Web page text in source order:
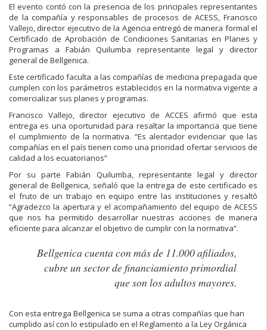
El evento contó con la presencia de los principales representantes
de la compañía y responsables de procesos de ACESS, Francisco
Vallejo, director ejecutivo de la Agencia entregó de manera formal el
Certificado de Aprobación de Condiciones Sanitarias en Planes y
Programas a Fabián Quilumba representante legal y director
general de Bellgenica.
Este certificado faculta a las compañías de medicina prepagada que
cumplen con los parámetros establecidos en la normativa vigente a
comercializar sus planes y programas.
Francisco Vallejo, director ejecutivo de ACCES afirmó que esta
entrega es una oportunidad para resaltar la importancia que tiene
el cumplimiento de la normativa. “Es alentador evidenciar que las
compañías en el país tienen como una prioridad ofertar servicios de
calidad a los ecuatorianos”
Por su parte Fabián Quilumba, representante legal y director
general de Bellgenica, señaló que la entrega de este certificado es
el fruto de un trabajo en equipo entre las instituciones y resaltó
“Agradezco la apertura y el acompañamiento del equipo de ACESS
que nos ha permitido desarrollar nuestras acciones de manera
eficiente para alcanzar el objetivo de cumplir con la normativa”.
Bellgenica cuenta con más de 11.000 afiliados,
cubre un sector de financiamiento primordial
que son los adultos mayores.
Con esta entrega Bellgenica se suma a otras compañías que han
cumplido así con lo estipulado en el Reglamento a la Ley Orgánica